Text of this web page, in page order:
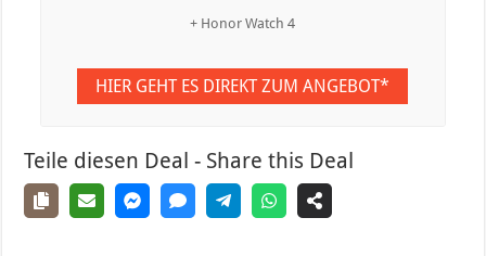
+ Honor Watch 4
HIER GEHT ES DIREKT ZUM ANGEBOT*
Teile diesen Deal - Share this Deal